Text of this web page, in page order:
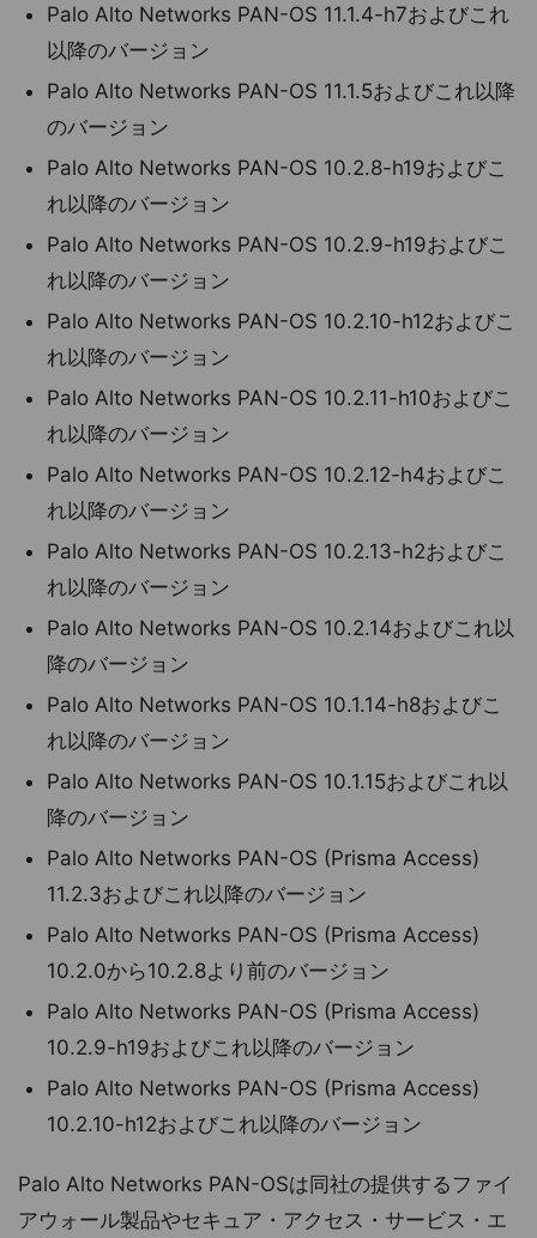
Palo Alto Networks PAN-OS 11.1.4-h7およびこれ
以降のバージョン
Palo Alto Networks PAN-OS 11.1.5およびこれ以降
のバージョン
Palo Alto Networks PAN-OS 10.2.8-h19およびこ
れ以降のバージョン
Palo Alto Networks PAN-OS 10.2.9-h19およびこ
れ以降のバージョン
Palo Alto Networks PAN-OS 10.2.10-h12およびこ
れ以降のバージョン
Palo Alto Networks PAN-OS 10.2.11-h10およびこ
れ以降のバージョン
Palo Alto Networks PAN-OS 10.2.12-h4およびこ
れ以降のバージョン
Palo Alto Networks PAN-OS 10.2.13-h2およびこ
れ以降のバージョン
Palo Alto Networks PAN-OS 10.2.14およびこれ以
降のバージョン
Palo Alto Networks PAN-OS 10.1.14-h8およびこ
れ以降のバージョン
Palo Alto Networks PAN-OS 10.1.15およびこれ以
降のバージョン
Palo Alto Networks PAN-OS (Prisma Access)
11.2.3およびこれ以降のバージョン
Palo Alto Networks PAN-OS (Prisma Access)
10.2.0から10.2.8より前のバージョン
Palo Alto Networks PAN-OS (Prisma Access)
10.2.9-h19およびこれ以降のバージョン
Palo Alto Networks PAN-OS (Prisma Access)
10.2.10-h12およびこれ以降のバージョン
Palo Alto Networks PAN-OSは同社の提供するファイ
アウォール製品やセキュア・アクセス・サービス・エ